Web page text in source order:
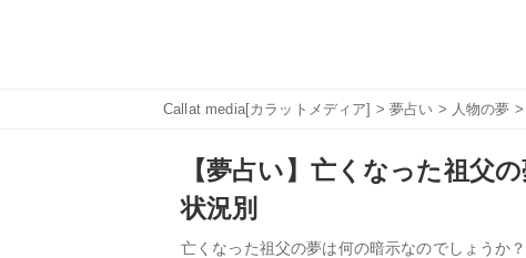
Callat media[カラットメディア] >夢占い > 人物の夢 >
【夢占い】亡くなった祖父
状況別
亡くなった祖父の夢は何の暗示なのでしょうか